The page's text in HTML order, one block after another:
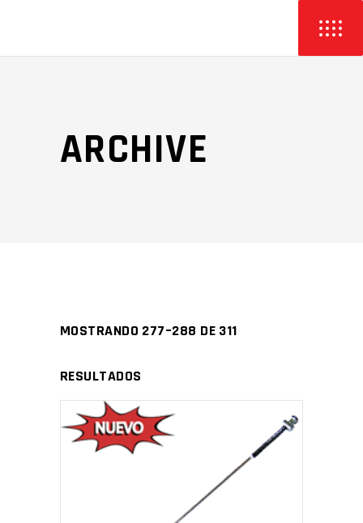
ARCHIVE
MOSTRANDO 277–288 DE 311
RESULTADOS